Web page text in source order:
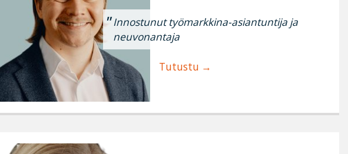
Innostunut työmarkkina-asiantuntija ja
neuvonantaja
Tutustu